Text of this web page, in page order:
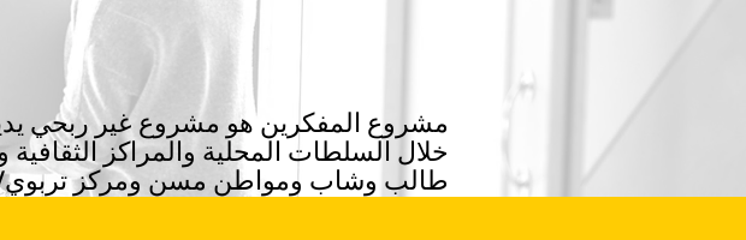
مشروع المفكرين هو مشروع غير ربحي
خلال السلطات المحلية والمراكز الثقافية
طالب وشاب ومواطن مسن ومركز تربوي/